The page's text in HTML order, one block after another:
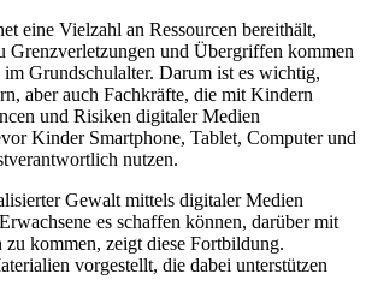
eine Vielzahl an Ressourcen bereithält,
Grenzverletzungen und Übergriffen kommen
im Grundschulalter. Darum ist es wichtig,
aber auch Fachkräfte, die mit Kindern
und Risiken digitaler Medien
Kinder Smartphone, Tablet, Computer und
nutzen.
Gewalt mittels digitaler Medien
es schaffen können, darüber mit
kommen, zeigt diese Fortbildung.
vorgestellt, die dabei unterstützen